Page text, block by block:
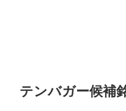
テンバガー候補